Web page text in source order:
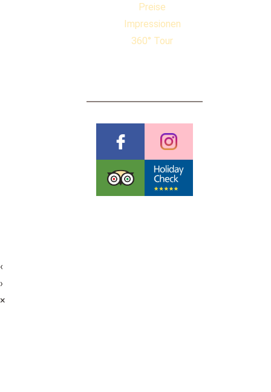
Preise
Impressionen
360° Tour
‹
›
×